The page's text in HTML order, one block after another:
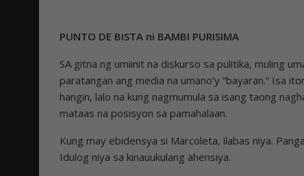
PUNTO DE BISTA ni BAMBI PURISIMA
SA gitna ng umiinit na diskurso sa pulitika, muling
paratangan ang media na umano’y “bayaran.” Isa
hangin, lalo na kung nagmumula sa isang taong
mataas na posisyon sa pamahalaan.
Kung may ebidensya si Marcoleta, ilabas niya.
Idulog niya sa kinauukulang ahensiya.